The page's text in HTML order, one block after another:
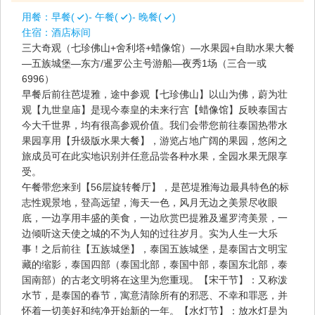
用餐： 早餐( )- 午餐( )- 晚餐(
)
住宿： 酒店标间
三大奇观（七珍佛山+舍利塔+蜡像馆）—水果园+自助水果大餐
—五族城堡—东方/暹罗公主号游船—夜秀1场（三合一或
6996）
早餐后前往芭堤雅，途中参观【七珍佛山】以山为佛，蔚为壮
观【九世皇庙】是现今泰皇的未来行宫【蜡像馆】反映泰国古
今大千世界，均有很高参观价值。我们会带您前往泰国热带水
果园享用【升级版水果大餐】，游览占地广阔的果园，悠闲之
旅成员可在此实地识别并任意品尝各种水果，全园水果无限享
受。
午餐带您来到【56层旋转餐厅】，是芭堤雅海边最具特色的标
志性观景地，登高远望，海天一色，风月无边之美景尽收眼
底，一边享用丰盛的美食，一边欣赏巴提雅及暹罗湾美景，一
边倾听这天使之城的不为人知的过往岁月。实为人生一大乐
事！之后前往【五族城堡】，泰国五族城堡，是泰国古文明宝
藏的缩影，泰国四部（泰国北部，泰国中部，泰国东北部，泰
国南部）的古老文明将在这里为您重现。【宋干节】：又称泼
水节，是泰国的春节，寓意清除所有的邪恶、不幸和罪恶，并
怀着一切美好和纯净开始新的一年。【水灯节】：放水灯是为